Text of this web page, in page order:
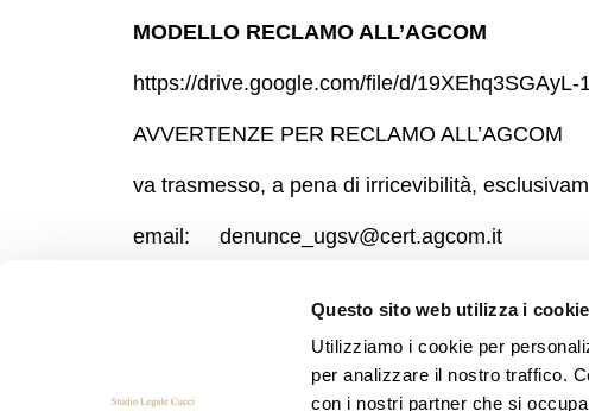
Questo sito web utilizza i cookie
Utilizziamo i cookie per
per analizzare il nostro traffico.
con i nostri partner che si
MODELLO RECLAMO ALL’AGCOM
https://drive.google.com/file/d/
AVVERTENZE PER RECLAMO ALL’AGCOM
va trasmesso, a pena di irricevibilità,
email: denunce_ugsv@cert.agcom.it
se l’invio non è effettuato dalla propria
proprio documento di identità